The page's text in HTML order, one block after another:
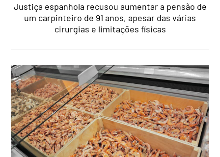
Justiça espanhola recusou aumentar a pensão de
um carpinteiro de 91 anos, apesar das várias
cirurgias e limitações físicas